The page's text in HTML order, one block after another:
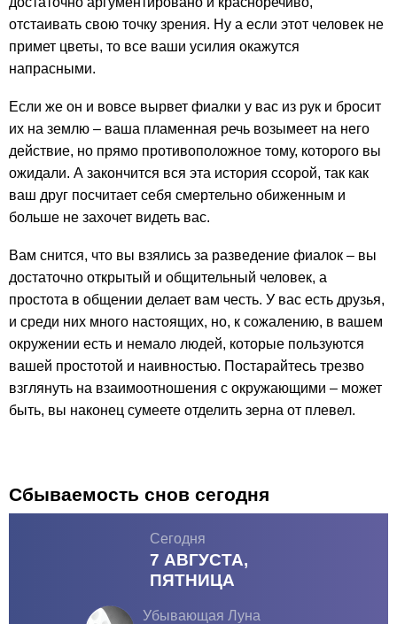
отстаивать свою точку зрения. Ну а если этот человек не
примет цветы, то все ваши усилия окажутся
напрасными.
Если же он и вовсе вырвет фиалки у вас из рук и бросит
их на землю – ваша пламенная речь возымеет на него
действие, но прямо противоположное тому, которого вы
ожидали. А закончится вся эта история ссорой, так как
ваш друг посчитает себя смертельно обиженным и
больше не захочет видеть вас.
Вам снится, что вы взялись за разведение фиалок – вы
достаточно открытый и общительный человек, а
простота в общении делает вам честь. У вас есть друзья,
и среди них много настоящих, но, к сожалению, в вашем
окружении есть и немало людей, которые пользуются
вашей простотой и наивностью. Постарайтесь трезво
взглянуть на взаимоотношения с окружающими – может
быть, вы наконец сумеете отделить зерна от плевел.
Сбываемость снов сегодня
Сегодня
7 АВГУСТА,
ПЯТНИЦА
Убывающая Луна